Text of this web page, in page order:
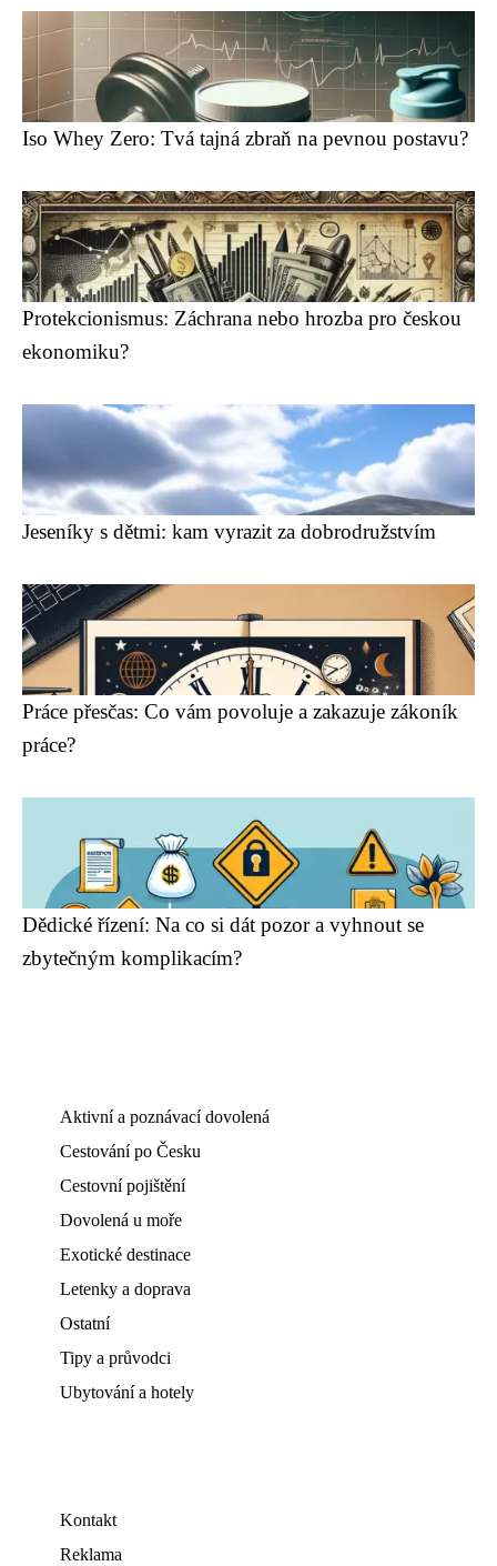
Iso Whey Zero: Tvá tajná zbraň na pevnou postavu?
Protekcionismus: Záchrana nebo hrozba pro českou
ekonomiku?
Jeseníky s dětmi: kam vyrazit za dobrodružstvím
Práce přesčas: Co vám povoluje a zakazuje zákoník
práce?
Dědické řízení: Na co si dát pozor a vyhnout se
zbytečným komplikacím?
Aktivní a poznávací dovolená
Cestování po Česku
Cestovní pojištění
Dovolená u moře
Exotické destinace
Letenky a doprava
Ostatní
Tipy a průvodci
Ubytování a hotely
Kontakt
Reklama